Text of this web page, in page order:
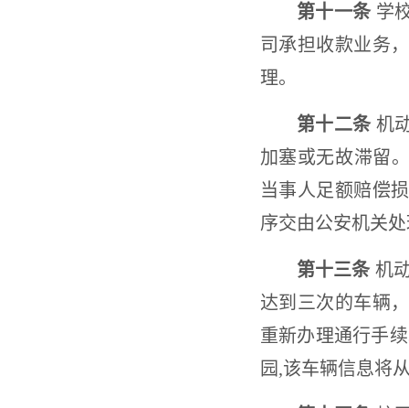
第十一条学
司承担收款业务
理。
第十二条机
加塞或无故滞留
当事人足额赔偿
序交由公安机关
第十三条机
达到三次的车辆
重新办理通行手
园,该车辆信息将